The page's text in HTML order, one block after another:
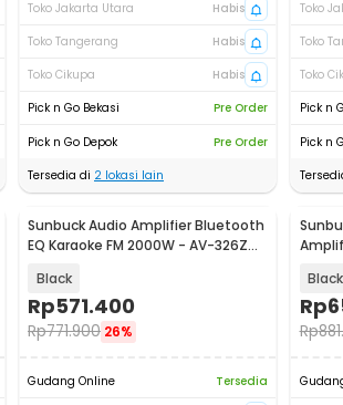
Toko Jakarta Utara
Habis
Toko Tangerang
Habis
Toko Cikupa
Habis
Pick n Go Bekasi
Pre Order
Pick n Go Depok
Pre Order
Tersedia di 2 lokasi lain
Toko
Toko
Toko
Pick n
Pick n
Sunbuck Audio Amplifier Bluetooth
EQ Karaoke FM 2000W - AV-326Z
Black
Rp571.400
Rp771.900 26%
Gudang Online
Tersedia
Black
Rp
Rp